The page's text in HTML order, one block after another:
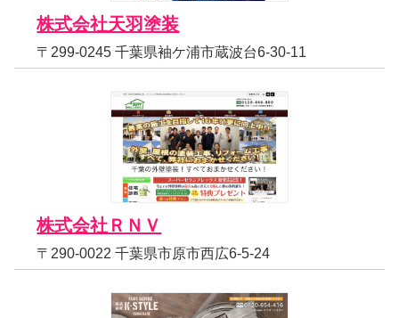
株式会社天羽塗装
〒299-0245 千葉県袖ケ浦市蔵波台6-30-11
株式会社ＲＮＶ
〒290-0022 千葉県市原市西広6-5-24